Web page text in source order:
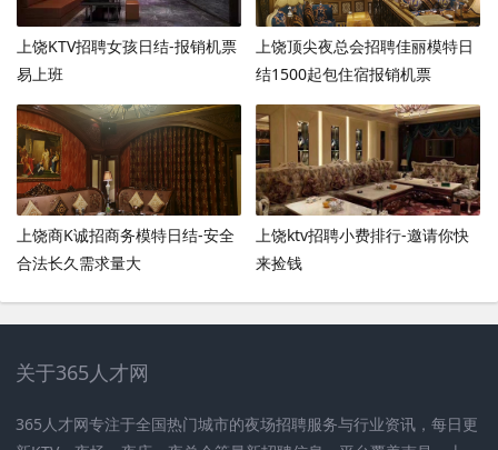
上饶KTV招聘女孩日结-报销机票
易上班
上饶顶尖夜总会招聘佳丽模特日
结1500起包住宿报销机票
上饶商K诚招商务模特日结-安全
合法长久需求量大
上饶ktv招聘小费排行-邀请你快
来捡钱
关于365人才网
365人才网专注于全国热门城市的夜场招聘服务与行业资讯，每日更